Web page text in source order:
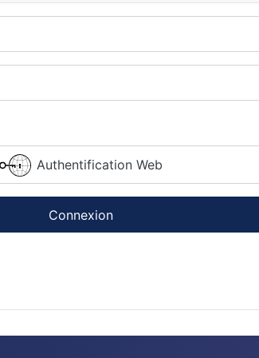
Authentification Web
Connexion